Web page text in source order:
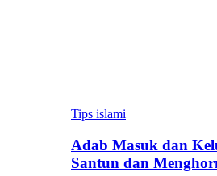
Tips islami
Adab Masuk dan
Santun dan